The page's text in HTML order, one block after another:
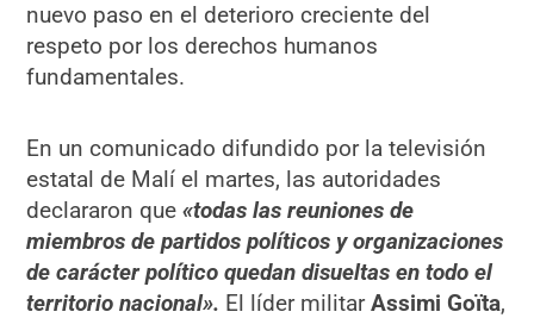
nuevo paso en el deterioro creciente del
respeto por los derechos humanos
fundamentales.
En un comunicado difundido por la televisión
estatal de Malí el martes, las autoridades
declararon que«todas las reuniones de
miembros de partidos políticos y organizaciones
de carácter político quedan disueltas en todo el
territorio nacional». El líder militarAssimi Goïta,